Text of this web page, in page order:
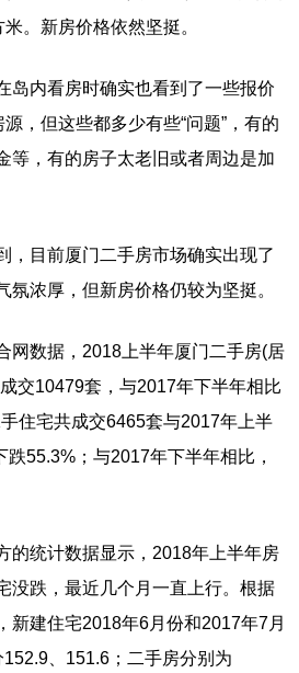
。新房价格依然坚挺。
内看房时确实也看到了一些报价
，但这些都多少有些“问题”，有的
等，有的房子太老旧或者周边是加
目前厦门二手房市场确实出现了
氛浓厚，但新房价格仍较为坚挺。
数据，2018上半年厦门二手房(居
交10479套，与2017年下半年相比
住宅共成交6465套与2017年上半
55.3%；与2017年下半年相比，
统计数据显示，2018年上半年房
没跌，最近几个月一直上行。根据
新建住宅2018年6月份和2017年7月
、151.6；二手房分别为